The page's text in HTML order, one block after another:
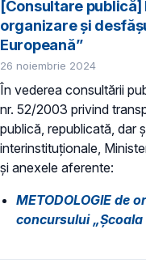
[Consultare
organizare și
Europeană”
26 noiembrie 2024
În vederea consultării
nr. 52/2003 privind
publică, republicată, dar
interinstituționale,
și anexele aferente:
METODOLOGIE de
concursului „Școala